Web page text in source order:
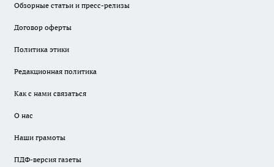
Обзорные статьи и пресс-релизы
Договор оферты
Политика этики
Редакционная политика
Как с нами связаться
О нас
Наши грамоты
ПДФ-версия газеты